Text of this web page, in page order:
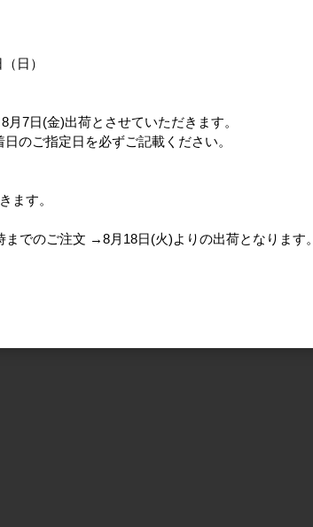
日）
7日(金)出荷とさせていただきます。
のご指定日を必ずご記載ください。
ます。
でのご注文 →8月18日(火)よりの出荷となります。